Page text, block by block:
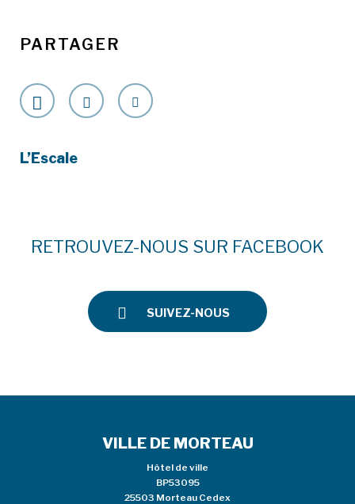
PARTAGER
L’Escale
RETROUVEZ-NOUS SUR FACEBOOK
SUIVEZ-NOUS
VILLE DE MORTEAU
Hôtel de ville
BP53095
25503 Morteau Cedex